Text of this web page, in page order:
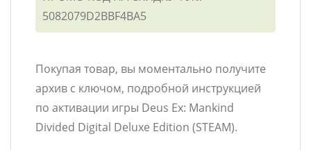
5082079D2BBF4BA5
Покупая товар, вы моментально получите
архив с ключом, подробной инструкцией
по активации игры Deus Ex: Mankind
Divided Digital Deluxe Edition (STEAM).